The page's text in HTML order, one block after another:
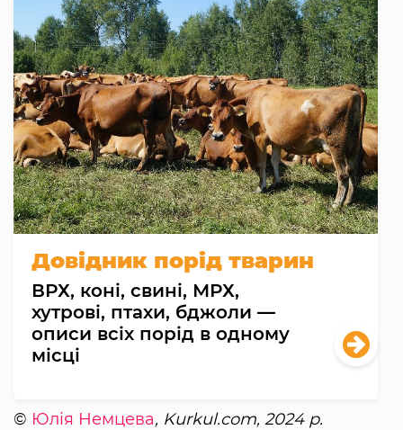
Довідник порід тварин
ВРХ, коні, свині, МРХ,
хутрові, птахи, бджоли —
описи всіх порід в одному
місці
© Юлія Немцева, Kurkul.com, 2024 р.